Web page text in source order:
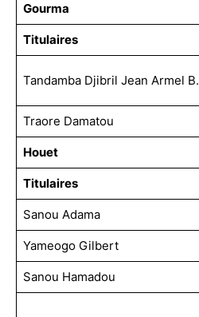
Gourma
Titulaires
Tandamba Djibril Jean Armel B.
Traore Damatou
Houet
Titulaires
Sanou Adama
Yameogo Gilbert
Sanou Hamadou